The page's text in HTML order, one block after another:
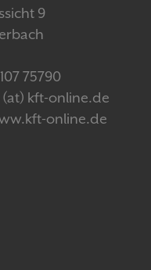
9
75790
(at) kft-online.de
online.de